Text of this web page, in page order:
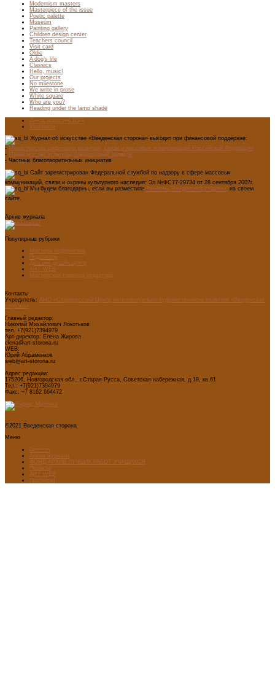
Modernism masters
Masterpiece of the issue
Poetic palette
Museum
Painting gallery
Children design center
Teachers council
Visit card
Oldie
A dog’s life
Classics
Hello, music!
Our projects
No milestone
We write in prose
White square
Who are you?
Reading under the lamp shade
Лента новостей RSS
Vkontakte
Журнал об искусстве «Введенская сторона» выходит при финансовой поддержке:
- Министерства цифрового развития, связи и массовых коммуникаций Российской Федерации
- Министерство культуры Новгородской области
- Частных благотворительных инициатив
Сайт зарегистрирован Федеральной службой по надзору в сфере массовых
коммуникаций, связи и охраны культурного наследия: Эл №ФС77-29734 от 28 сентября 2007г.
Мы будем благодарны, если вы разместите баннеры "Введенской стороны" на своем
сайте.
Архив журнала
Популярные рубрики
Мастера модернизма
Педсоветы
Детский дизайн-центр
ART WEB
Мастерская главного редактора
Контакты
Учредитель: АНО «Старорусский Центр интеллектуально-художественного развития «Введенская
сторона»
Главный редактор:
Николай Михайлович Локотьков
тел. +7(921)7394979
Арт-директор: Елена Жирова
elena@art-storona.ru
WEB:
Юрий Абраменков
web@art-storona.ru
Адрес редакции:
175206, Новгородская обл., г.Старая Русса, Советская набережная, д.18, кв.61
Тел.: +7(921)7394979
Факс: +7 8162 664472
©2021 Введенская сторона
Меню
Главная
Архив журнала
ФОНД-АРХИВ ЛУЧШИХ РАБОТ УЧАЩИХСЯ
Проекты
ART WEB
Партнеры